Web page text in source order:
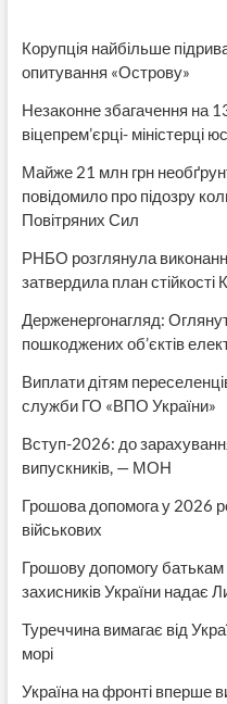
Корупція найбільше
опитування «Острову»
Незаконне збагачення на
віцепрем’єрці- міністерці
Майже 21 млн грн
повідомило про підозру
Повітряних Сил
РНБО розглянула виконання
затвердила план стійкості
Держенергонагляд:
пошкоджених об’єктів
Виплати дітям
служби ГО «ВПО України»
Вступ-2026: до
випускників, — МОН
Грошова допомога у 2026
військових
Грошову допомогу батькам
захисників України надає
Туреччина вимагає від
морі
Україна на фронті вперше